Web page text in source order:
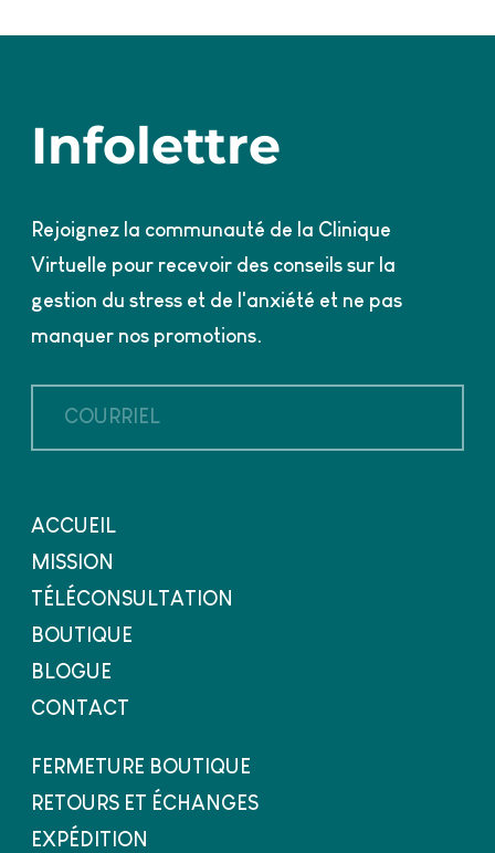
Infolettre
Rejoignez la communauté de la Clinique
Virtuelle pour recevoir des conseils sur la
gestion du stress et de l'anxiété et ne pas
manquer nos promotions.
ACCUEIL
MISSION
TÉLÉCONSULTATION
BOUTIQUE
BLOGUE
CONTACT
FERMETURE BOUTIQUE
RETOURS ET ÉCHANGES
EXPÉDITION